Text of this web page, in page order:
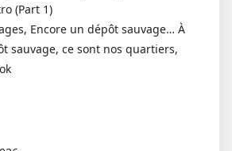
(Part 1)
Encore un dépôt sauvage… À
sauvage, ce sont nos quartiers,